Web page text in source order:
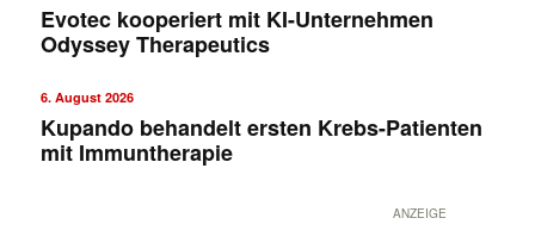
Evotec kooperiert mit KI-Unternehmen
Odyssey Therapeutics
6. August 2026
Kupando behandelt ersten Krebs-Patienten
mit Immuntherapie
ANZEIGE